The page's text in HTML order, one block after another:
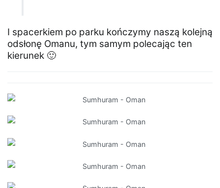
I spacerkiem po parku kończymy naszą kolejną
odsłonę Omanu, tym samym polecając ten
kierunek 🙂